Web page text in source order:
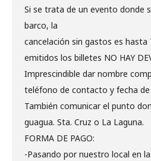
Si se trata de un evento donde
barco, la
cancelación sin gastos es hasta
emitidos los billetes NO HAY
Imprescindible dar nombre
teléfono de contacto y fecha
También comunicar el punto
guagua. Sta. Cruz o La Laguna.
FORMA DE PAGO:
-Pasando por nuestro local en